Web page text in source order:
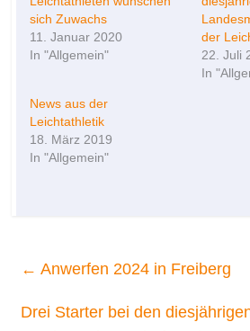
sich Zuwachs
11. Januar 2020
In "Allgemein"
der
22. Juli
In
News aus der
Leichtathletik
18. März 2019
In "Allgemein"
← Anwerfen 2024 in Freiberg
Drei Starter bei den